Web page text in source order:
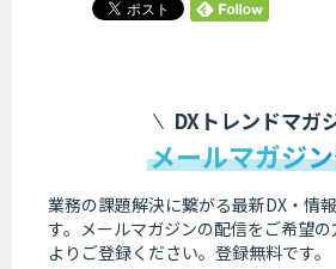
DXトレンドマガ
メールマガジ
業務の課題解決に繋がる最新DX・情
す。 メールマガジンの配信をご希望
よりご登録ください。登録無料です。